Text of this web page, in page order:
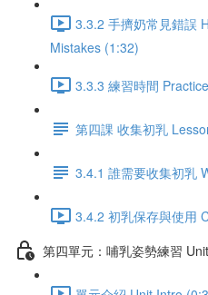
3.3.2 手擠奶常見錯誤
Mistakes (1:32)
3.3.3 練習時間
第四課 收集初乳
3.4.1 誰需要收集初乳
3.4.2 初乳保存與使用
第四單元：哺乳姿勢練習